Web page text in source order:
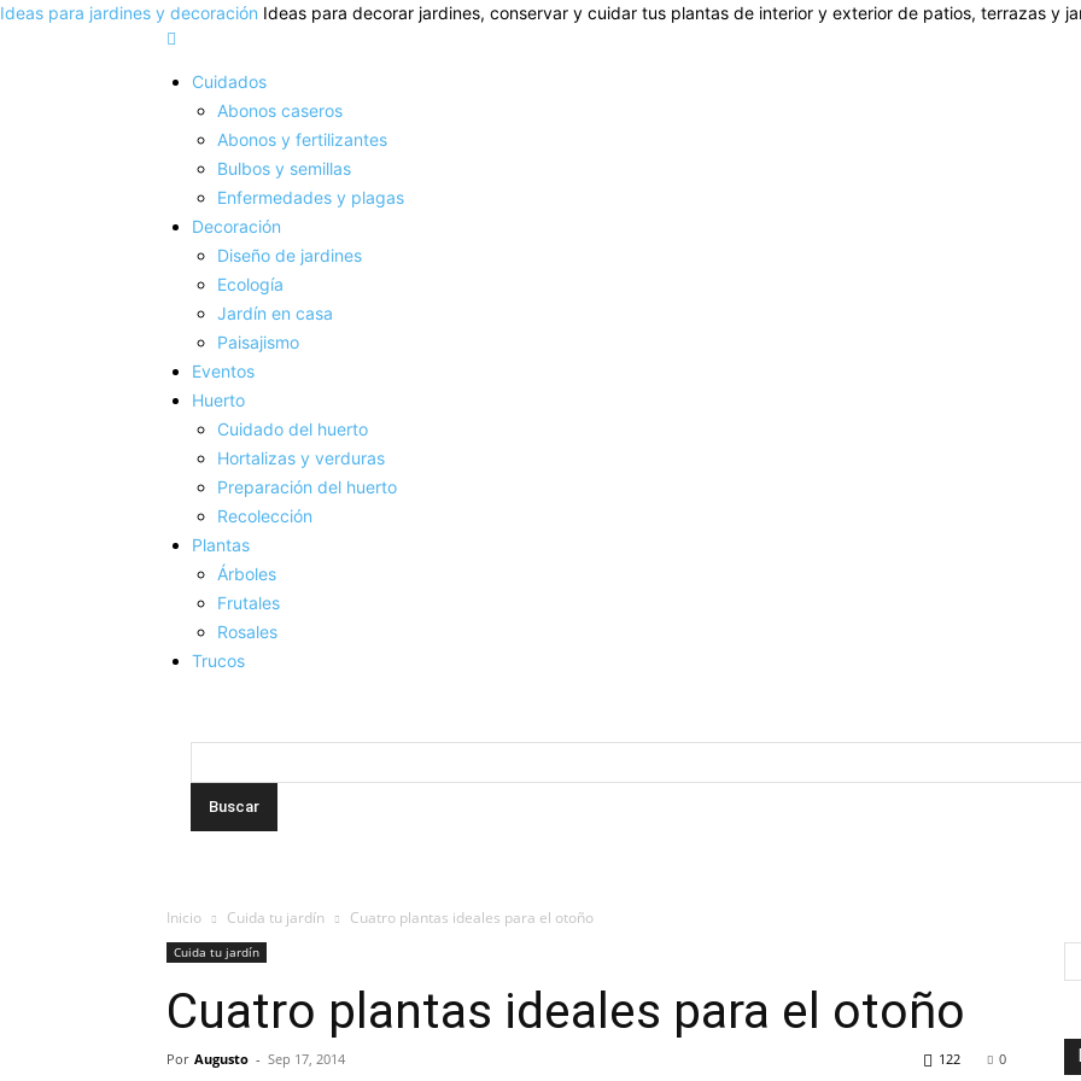
Ideas para jardines y decoración Ideas para decorar jardines, conservar y cuidar tus plantas de interior y exterior de patios, terrazas y
Cuidados
Abonos caseros
Abonos y fertilizantes
Bulbos y semillas
Enfermedades y plagas
Decoración
Diseño de jardines
Ecología
Jardín en casa
Paisajismo
Eventos
Huerto
Cuidado del huerto
Hortalizas y verduras
Preparación del huerto
Recolección
Plantas
Árboles
Frutales
Rosales
Trucos
Inicio Cuida tu jardín Cuatro plantas ideales para el otoño
Cuida tu jardín
Cuatro plantas ideales para el otoño
Por Augusto - Sep 17, 2014 0
122